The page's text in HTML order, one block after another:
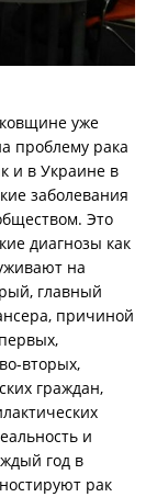
уже
проблему рака
и в Украине в
заболевания
Это
диагнозы как
на
главный
причиной
вторых,
граждан,
и
год в
рак